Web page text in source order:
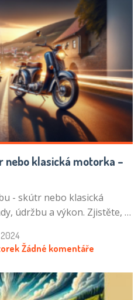
nebo klasická motorka –
- skútr nebo klasická
údržbu a výkon. Zjistěte, …
2024
Žádné komentáře